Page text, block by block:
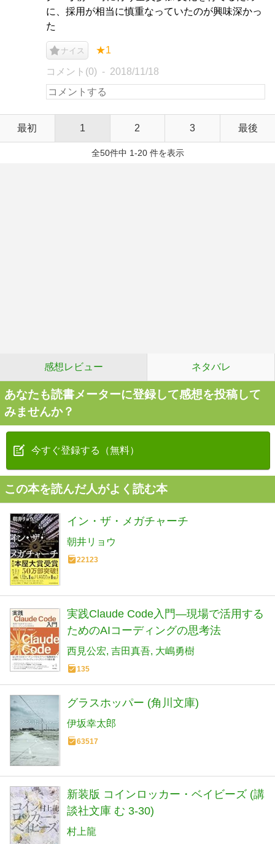
に、採用が相当に慎重なっていたのが興味深かっ
た
ナイス ★1
コメント(0) 2018/11/18
最初 1 2 3 最後
全50件中 1-20 件を表示
感想レビュー ネタバレ
あなたも読書メーターに登録して感想を投稿して
みませんか？
今すぐ登録する（無料）
この本を読んだ人がよく読む本
イン・ザ・メガチャーチ
朝井リョウ
22123
実践Claude Code入門―現場で活用する
ためのAIコーディングの思考法
西見公宏 吉田真吾 大嶋勇樹
135
グラスホッパー (角川文庫)
伊坂幸太郎
63517
新装版 コインロッカー・ベイビーズ (講
談社文庫 む 3-30)
村上龍